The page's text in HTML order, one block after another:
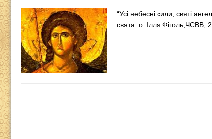
“Усі небесні сили, святі
свята: о. Ілля Фіголь,ЧСВВ,